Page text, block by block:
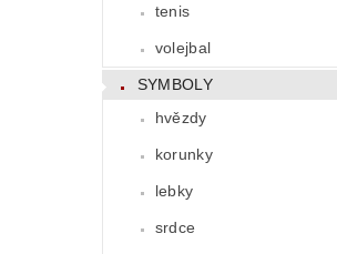
tenis
volejbal
SYMBOLY
hvězdy
korunky
lebky
srdce